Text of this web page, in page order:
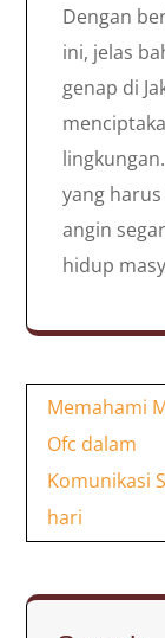
Dengan
ini, jelas
genap di
yang
angin
hidup
Post
Memahami
Ofc dalam
Komunikasi
hari